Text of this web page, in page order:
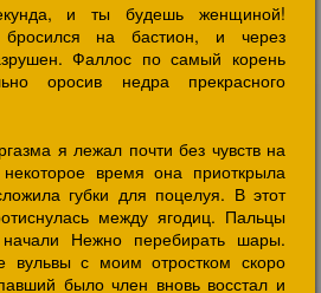
и ты будешь женщиной!
на бастион, и через
Фаллос по самый корень
оросив недра прекрасного
я лежал почти без чувств на
время она приоткрыла
губки для поцелуя. В этот
между ягодиц. Пальцы
Нежно перебирать шары.
вульвы с моим отростком скоро
было член вновь восстал и